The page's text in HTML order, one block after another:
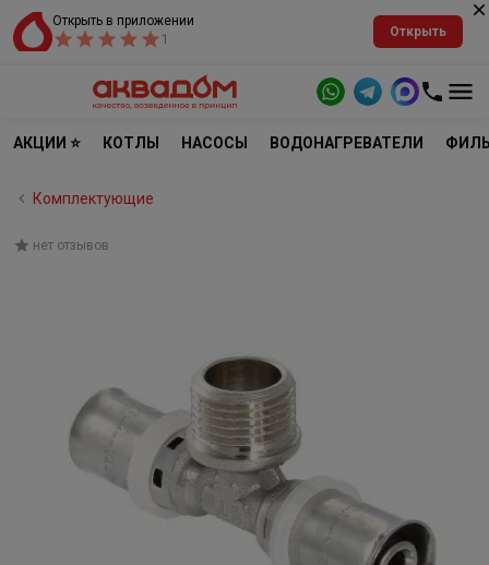
Открыть в приложении
1
Открыть
АКЦИИ ⭐ КОТЛЫ НАСОСЫ ВОДОНАГРЕВАТЕЛИ
Комплектующие
нет отзывов